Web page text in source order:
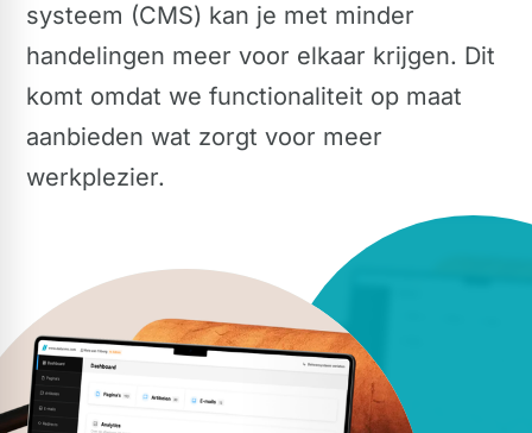
systeem (CMS) kan je met minder
handelingen meer voor elkaar krijgen. Dit
komt omdat we functionaliteit op maat
aanbieden wat zorgt voor meer
werkplezier.